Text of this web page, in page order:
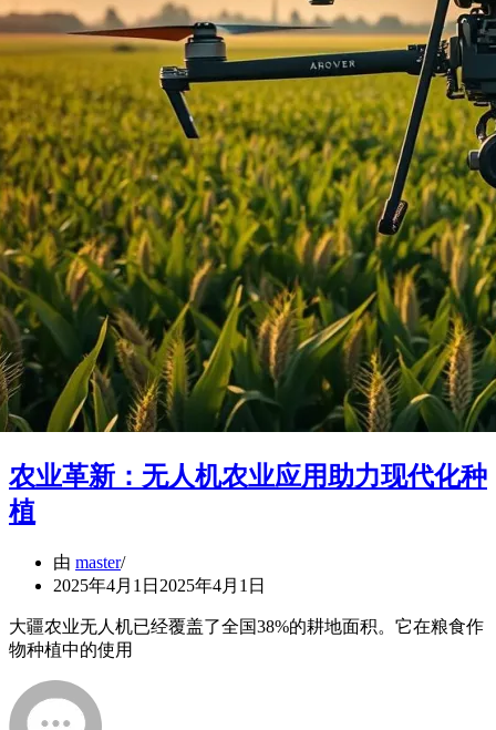
农业革新：无人机农业应用助力现代化种
植
由 master
2025年4月1日 2025年4月1日
大疆农业无人机已经覆盖了全国38%的耕地面积。它在粮食作
物种植中的使用